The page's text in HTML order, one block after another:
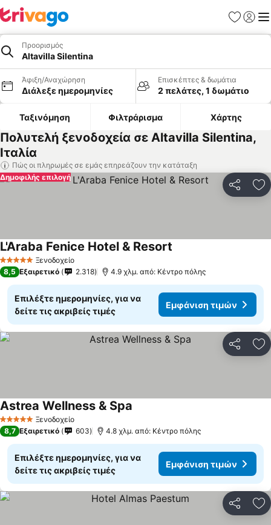
Προορισμός
Altavilla Silentina
Άφιξη/Αναχώρηση
Διάλεξε ημερομηνίες
Επισκέπτες & δωμάτια
2 πελάτες, 1 δωμάτιο
Ταξινόμηση Φιλτράρισμα Χάρτης
Πολυτελή ξενοδοχεία σε Altavilla Silentina,
Ιταλία
Πώς οι πληρωμές σε εμάς επηρεάζουν την κατάταξη
Δημοφιλής επιλογή
5 Αστέρια Ξενοδοχείο
L'Araba Fenice Hotel & Resort
8,5 Εξαιρετικό 2.318 4.9 χλμ. από: Κέντρο πόλης
Επιλέξτε ημερομηνίες, για να
δείτε τις ακριβείς τιμές
Εμφάνιση τιμών
5 Αστέρια Ξενοδοχείο
Astrea Wellness & Spa
8,7 Εξαιρετικό 603 4.8 χλμ. από: Κέντρο πόλης
Επιλέξτε ημερομηνίες, για να
δείτε τις ακριβείς τιμές
Εμφάνιση τιμών